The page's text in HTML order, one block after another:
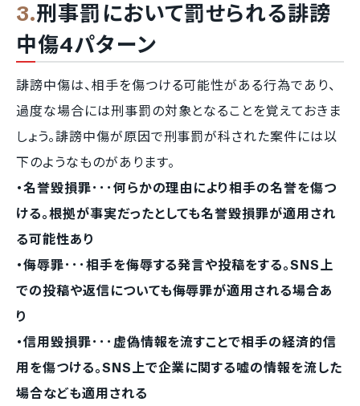
刑事罰において罰せられる誹謗
中傷4パターン
誹謗中傷は、相手を傷つける可能性がある行為であり、
過度な場合には刑事罰の対象となることを覚えておきま
しょう。誹謗中傷が原因で刑事罰が科された案件には以
下のようなものがあります。
・名誉毀損罪･･･何らかの理由により相手の名誉を傷つ
ける。根拠が事実だったとしても名誉毀損罪が適用され
る可能性あり
・侮辱罪･･･相手を侮辱する発言や投稿をする。SNS上
での投稿や返信についても侮辱罪が適用される場合あ
り
・信用毀損罪･･･虚偽情報を流すことで相手の経済的信
用を傷つける。SNS上で企業に関する嘘の情報を流した
場合なども適用される